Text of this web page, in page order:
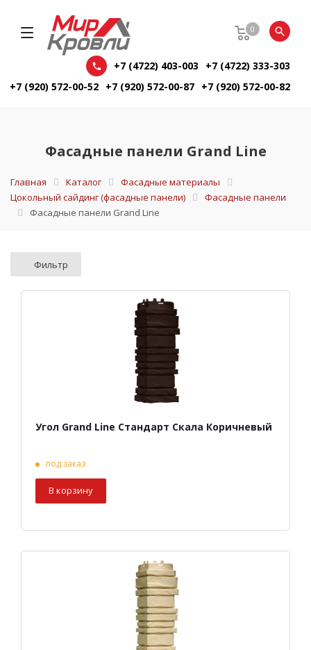
0
+7 (4722) 403-003
+7 (4722) 333-303
+7 (920) 572-00-52 +7 (920) 572-00-87 +7 (920) 572-00-82
Фасадные панели Grand Line
Главная Каталог
Фасадные материалы
Цокольный сайдинг (фасадные панели)
Фасадные панели
Фасадные панели Grand Line
Фильтр
Угол Grand Line Стандарт Скала Коричневый
под заказ
В корзину